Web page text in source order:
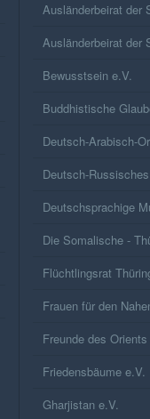
Ausländerbeirat der
Ausländerbeirat der
Bewusstsein e.V.
Buddhistische
Deutsch-Arabisch-
Deutsch-
Deutschsprachige
Die Somalische -
Flüchtlingsrat
Frauen für den
Freunde des
Friedensbäume e.V.
Gharjistan e.V.